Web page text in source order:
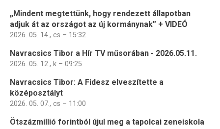
„Mindent megtettünk, hogy rendezett állapotban
adjuk át az országot az új kormánynak” + VIDEÓ
2026. 05. 14., cs – 15:32
Navracsics Tibor a Hír TV műsorában - 2026.05.11.
2026. 05. 12., k – 09:25
Navracsics Tibor: A Fidesz elveszítette a
középosztályt
2026. 05. 07., cs – 11:00
Ötszázmillió forintból újul meg a tapolcai zeneiskola